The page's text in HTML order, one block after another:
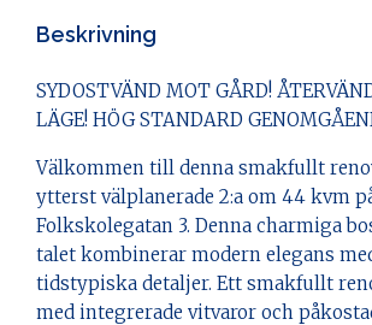
Beskrivning
SYDOSTVÄND MOT GÅRD!
LÄGE! HÖG STANDARD
Välkommen till denna smakfullt
ytterst välplanerade 2:a om 44 kvm
Folkskolegatan 3. Denna charmiga
talet kombinerar modern elegans
tidstypiska detaljer. Ett smakfullt
med integrerade vitvaror och